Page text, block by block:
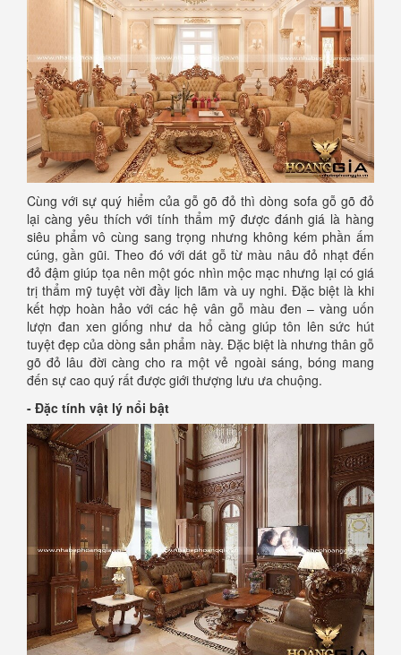
Cùng với sự quý hiểm của gỗ gõ đỏ thì dòng sofa gỗ gõ đỏ
lại càng yêu thích với tính thẩm mỹ được đánh giá là hàng
siêu phẩm vô cùng sang trọng nhưng không kém phần ấm
cúng, gần gũi. Theo đó với dát gỗ từ màu nâu đỏ nhạt đến
đỏ đậm giúp tọa nên một góc nhìn mộc mạc nhưng lại có giá
trị thẩm mỹ tuyệt vời đầy lịch lãm và uy nghi. Đặc biệt là khi
kết hợp hoàn hảo với các hệ vân gỗ màu đen – vàng uốn
lượn đan xen giống như da hổ càng giúp tôn lên sức hút
tuyệt đẹp của dòng sản phẩm này. Đặc biệt là nhưng thân gỗ
gõ đỏ lâu đời càng cho ra một vẻ ngoài sáng, bóng mang
đến sự cao quý rất được giới thượng lưu ưa chuộng.
- Đặc tính vật lý nổi bật